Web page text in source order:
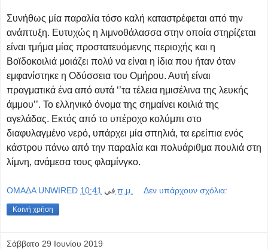
Συνήθως μία παραλία τόσο καλή καταστρέφεται από την
ανάπτυξη. Ευτυχώς η λιμνοθάλασσα στην οποία στηρίζεται
είναι τμήμα μίας προστατευόμενης περιοχής και η
Βοϊδοκοιλιά μοιάζει πολύ να είναι η ίδια που ήταν όταν
εμφανίστηκε η Οδύσσεια του Ομήρου. Αυτή είναι
πραγματικά ένα από αυτά ‘’τα τέλεια ημισέλινα της λευκής
άμμου’’. Το ελληνικό όνομα της σημαίνει κοιλιά της
αγελάδας. Εκτός από το υπέροχο κολύμπι στο
διαφυλαγμένο νερό, υπάρχει μία σπηλιά, τα ερείπια ενός
κάστρου πάνω από την παραλία και πολυάριθμα πουλιά στη
λίμνη, ανάμεσα τους φλαμίνγκο.
OMAΔΑ UNWIRED في 10:41 π.μ. Δεν υπάρχουν σχόλια:
Κοινή χρήση
Σάββατο 29 Ιουνίου 2019